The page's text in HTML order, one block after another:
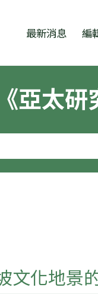
最新消息 編
《亞太研
文化地